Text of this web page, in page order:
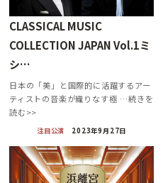
CLASSICAL MUSIC
COLLECTION JAPAN Vol.1ミ
シ…
日本の「美」と国際的に活躍するアー
ティストの音楽が織りなす極 …続きを
読む>>
注目公演 2023年9月27日